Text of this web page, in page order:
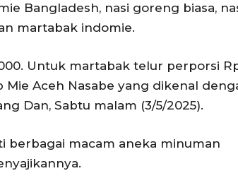
Bangladesh, nasi goreng biasa,
martabak indomie.
Untuk martabak telur perporsi
Mie Aceh Nasabe yang dikenal
Dan, Sabtu malam (3/5/2025).
berbagai macam aneka minuman